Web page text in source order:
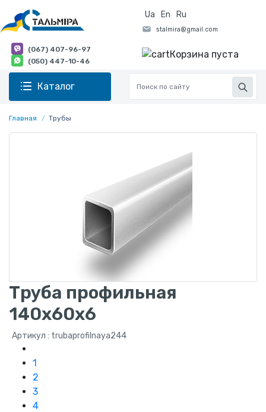
Ua En Ru
(067) 407-96-97
(050) 447-10-46
Корзина пуста
Каталог
Главная Трубы
Труба профильная
140x60x6
Артикул : trubaprofilnaya244
1
2
3
4